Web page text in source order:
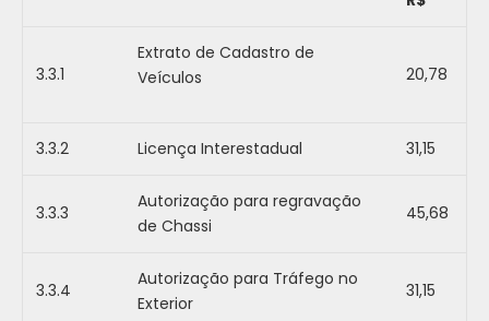
3.3.1
Extrato de Cadastro de
Veículos
20,78
3.3.2 Licença Interestadual 31,15
3.3.3
Autorização para regravação
de Chassi
45,68
3.3.4
Autorização para Tráfego no
Exterior
31,15